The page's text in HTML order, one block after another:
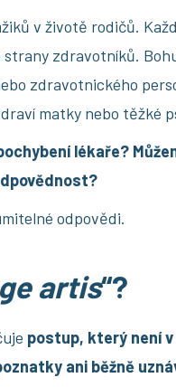
v životě rodičů.
zdravotníků.
zdravotnického
matky nebo těžké
lékaře?
odpovědi.
artis“?
postup, který není
ani běžně